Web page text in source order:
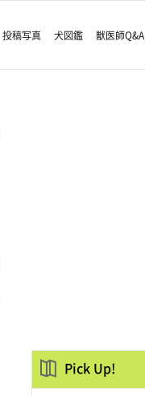
投稿写真 犬図鑑 獣医師Q&A
Pick Up!